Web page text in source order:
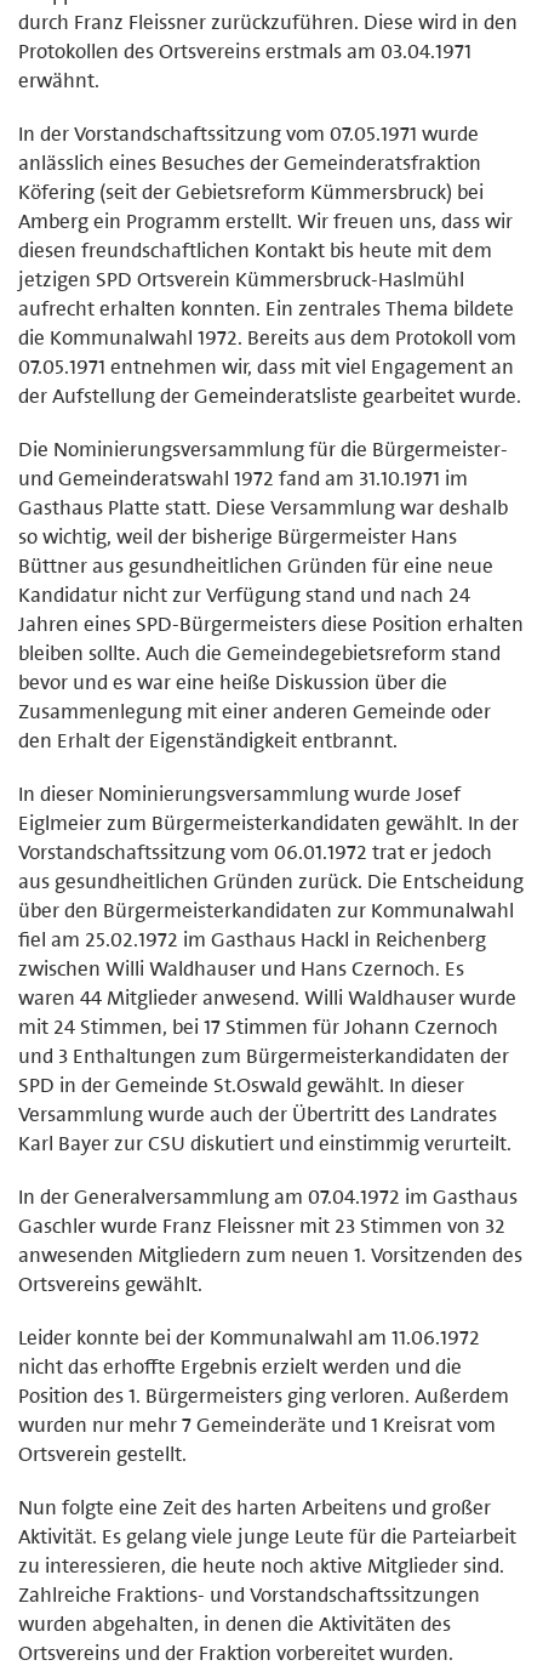
durch Franz Fleissner zurückzuführen. Diese wird in den
Protokollen des Ortsvereins erstmals am 03.04.1971
erwähnt.
In der Vorstandschaftssitzung vom 07.05.1971 wurde
anlässlich eines Besuches der Gemeinderatsfraktion
Köfering (seit der Gebietsreform Kümmersbruck) bei
Amberg ein Programm erstellt. Wir freuen uns, dass wir
diesen freundschaftlichen Kontakt bis heute mit dem
jetzigen SPD Ortsverein Kümmersbruck-Haslmühl
aufrecht erhalten konnten. Ein zentrales Thema bildete
die Kommunalwahl 1972. Bereits aus dem Protokoll vom
07.05.1971 entnehmen wir, dass mit viel Engagement an
der Aufstellung der Gemeinderatsliste gearbeitet wurde.
Die Nominierungsversammlung für die Bürgermeister-
und Gemeinderatswahl 1972 fand am 31.10.1971 im
Gasthaus Platte statt. Diese Versammlung war deshalb
so wichtig, weil der bisherige Bürgermeister Hans
Büttner aus gesundheitlichen Gründen für eine neue
Kandidatur nicht zur Verfügung stand und nach 24
Jahren eines SPD-Bürgermeisters diese Position erhalten
bleiben sollte. Auch die Gemeindegebietsreform stand
bevor und es war eine heiße Diskussion über die
Zusammenlegung mit einer anderen Gemeinde oder
den Erhalt der Eigenständigkeit entbrannt.
In dieser Nominierungsversammlung wurde Josef
Eiglmeier zum Bürgermeisterkandidaten gewählt. In der
Vorstandschaftssitzung vom 06.01.1972 trat er jedoch
aus gesundheitlichen Gründen zurück. Die Entscheidung
über den Bürgermeisterkandidaten zur Kommunalwahl
fiel am 25.02.1972 im Gasthaus Hackl in Reichenberg
zwischen Willi Waldhauser und Hans Czernoch. Es
waren 44 Mitglieder anwesend. Willi Waldhauser wurde
mit 24 Stimmen, bei 17 Stimmen für Johann Czernoch
und 3 Enthaltungen zum Bürgermeisterkandidaten der
SPD in der Gemeinde St.Oswald gewählt. In dieser
Versammlung wurde auch der Übertritt des Landrates
Karl Bayer zur CSU diskutiert und einstimmig verurteilt.
In der Generalversammlung am 07.04.1972 im Gasthaus
Gaschler wurde Franz Fleissner mit 23 Stimmen von 32
anwesenden Mitgliedern zum neuen 1. Vorsitzenden des
Ortsvereins gewählt.
Leider konnte bei der Kommunalwahl am 11.06.1972
nicht das erhoffte Ergebnis erzielt werden und die
Position des 1. Bürgermeisters ging verloren. Außerdem
wurden nur mehr 7 Gemeinderäte und 1 Kreisrat vom
Ortsverein gestellt.
Nun folgte eine Zeit des harten Arbeitens und großer
Aktivität. Es gelang viele junge Leute für die Parteiarbeit
zu interessieren, die heute noch aktive Mitglieder sind.
Zahlreiche Fraktions- und Vorstandschaftssitzungen
wurden abgehalten, in denen die Aktivitäten des
Ortsvereins und der Fraktion vorbereitet wurden.